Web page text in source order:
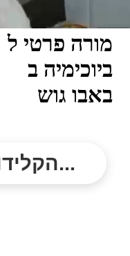
מורה פרטי ל
ביוכימיה ב
באבו גוש
הקלידו נושא לימוד...